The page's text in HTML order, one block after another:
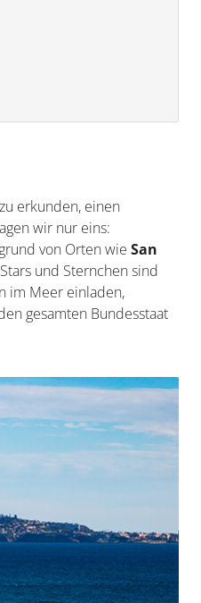
erkunden, einen
wir nur eins:
von Orten wieSan
und Sternchen sind
im Meer einladen,
gesamten Bundesstaat